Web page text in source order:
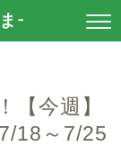
-
【今週】
18～7/25